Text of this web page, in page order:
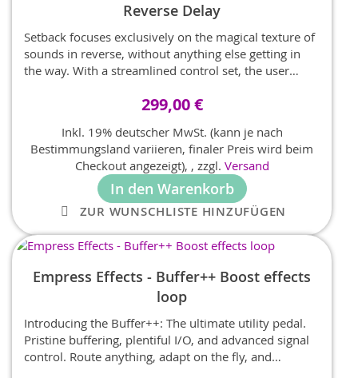
Reverse Delay
Setback focuses exclusively on the magical texture of
sounds in reverse, without anything else getting in
the way. With a streamlined control set, the user
creating pitch shift effects and much more, with all
included: stereo in and out, presets, full MIDI control
and so on.
299,00 €
Inkl. 19% deutscher MwSt. (kann je nach
Bestimmungsland variieren, finaler Preis wird beim
Checkout angezeigt), , zzgl. Versand
In den Warenkorb
ZUR WUNSCHLISTE HINZUFÜGEN
Empress Effects - Buffer++ Boost effects
loop
Introducing the Buffer++: The ultimate utility pedal.
Pristine buffering, plentiful I/O, and advanced signal
control. Route anything, adapt on the fly, and